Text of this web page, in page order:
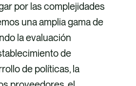
por las complejidades
una amplia gama de
la evaluación
de
de políticas, la